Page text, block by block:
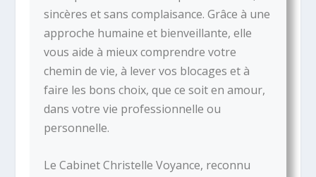
sincères et sans complaisance. Grâce à une
approche humaine et bienveillante, elle
vous aide à mieux comprendre votre
chemin de vie, à lever vos blocages et à
faire les bons choix, que ce soit en amour,
dans votre vie professionnelle ou
personnelle.
Le Cabinet Christelle Voyance, reconnu